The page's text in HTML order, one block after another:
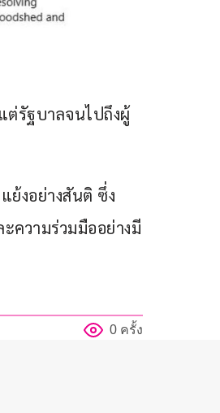
ต่รัฐบาลจนไปถึงผู้
ย้งอย่างสันติ ซึ่ง
ความร่วมมืออย่างมี
0 ครั้ง